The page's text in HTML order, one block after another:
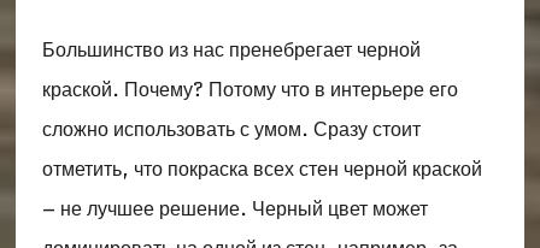
Большинство из нас пренебрегает черной
краской. Почему? Потому что в интерьере его
сложно использовать с умом. Сразу стоит
отметить, что покраска всех стен черной краской
– не лучшее решение. Черный цвет может